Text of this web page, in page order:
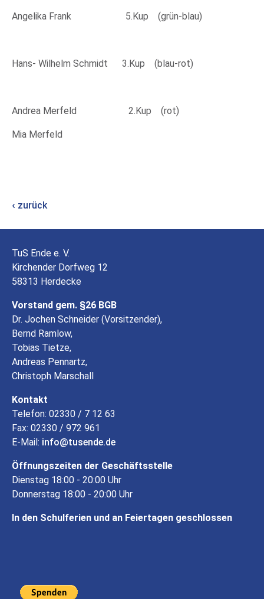
Angelika Frank 5.Kup (grün-blau)
Hans- Wilhelm Schmidt 3.Kup (blau-rot)
Andrea Merfeld 2.Kup (rot)
Mia Merfeld
zurück
TuS Ende e. V.
Kirchender Dorfweg 12
58313 Herdecke
Vorstand gem. §26 BGB
Dr. Jochen Schneider (Vorsitzender),
Bernd Ramlow,
Tobias Tietze,
Andreas Pennartz,
Christoph Marschall
Kontakt
Telefon: 02330 / 7 12 63
Fax: 02330 / 972 961
E-Mail: info tusende de
Öffnungszeiten der Geschäftsstelle
Dienstag 18:00 - 20:00 Uhr
Donnerstag 18:00 - 20:00 Uhr
In den Schulferien und an Feiertagen geschlossen